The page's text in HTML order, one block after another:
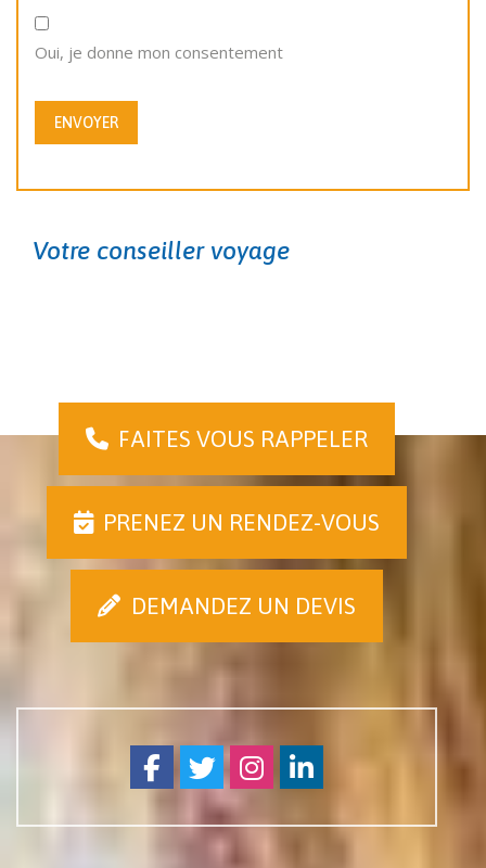
Oui, je donne mon consentement
ENVOYER
Votre conseiller voyage
FAITES VOUS RAPPELER
PRENEZ UN RENDEZ-VOUS
DEMANDEZ UN DEVIS
Facebook
TwitterInstagram
Linkedin